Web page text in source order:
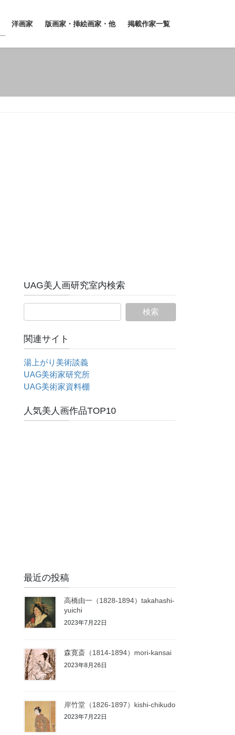
洋画家 版画家・挿絵画家・他 掲載作家一覧
UAG美人画研究室内検索
関連サイト
湯上がり美術談義
UAG美術家研究所
UAG美術家資料棚
人気美人画作品TOP10
最近の投稿
高橋由一（1828-1894）takahashi-
yuichi
2023年7月22日
森寛斎（1814-1894）mori-kansai
2023年8月26日
岸竹堂（1826-1897）kishi-chikudo
2023年7月22日